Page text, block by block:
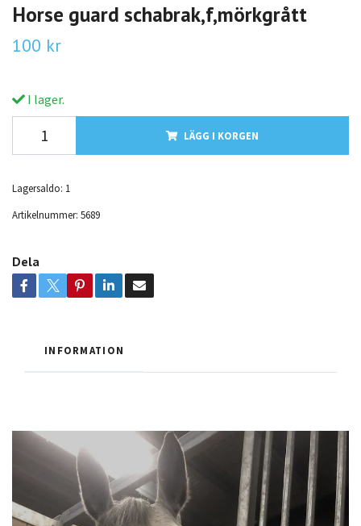
Horse guard schabrak,f,mörkgrått
100 kr
I lager.
LÄGG I KORGEN
Lagersaldo: 1
Artikelnummer: 5689
Dela
INFORMATION